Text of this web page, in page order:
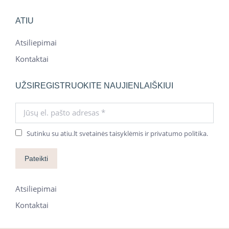
ATIU
Atsiliepimai
Kontaktai
UŽSIREGISTRUOKITE NAUJIENLAIŠKIUI
Jūsų el. pašto adresas *
Sutinku su atiu.lt svetainės taisyklėmis ir privatumo politika.
Pateikti
Atsiliepimai
Kontaktai